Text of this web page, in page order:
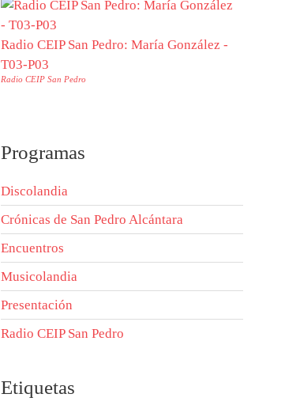
Radio CEIP San Pedro: María González -
T03-P03
Radio CEIP San Pedro
Programas
Discolandia
Crónicas de San Pedro Alcántara
Encuentros
Musicolandia
Presentación
Radio CEIP San Pedro
Etiquetas